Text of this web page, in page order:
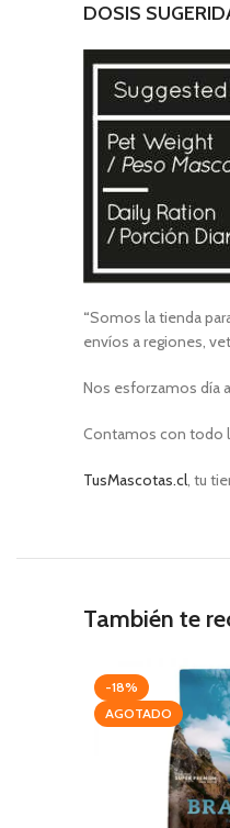
DOSIS
“Somos la tienda
envíos a regiones,
Nos esforzamos día
Contamos con todo
TusMascotas.cl, tu
También te
-18%
AGOTADO